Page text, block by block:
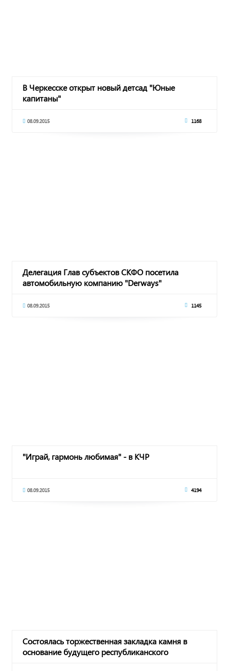
В Черкесске открыт новый детсад "Юные
капитаны"
08.09.2015 1168
Делегация Глав субъектов СКФО посетила
автомобильную компанию "Derways"
08.09.2015 1145
"Играй, гармонь любимая" - в КЧР
08.09.2015 4194
Состоялась торжественная закладка камня в
основание будущего республиканского